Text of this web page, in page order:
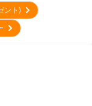
ント)